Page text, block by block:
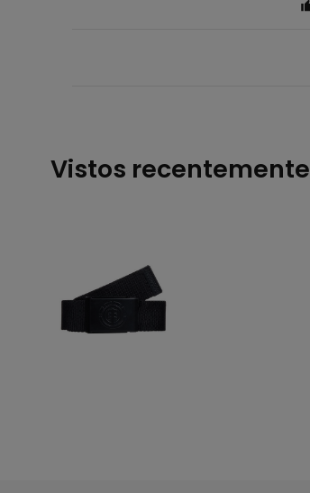
Vistos recentemente